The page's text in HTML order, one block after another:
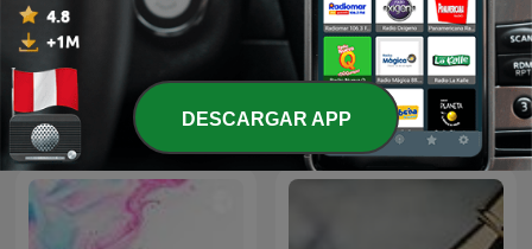
HISTORIAS DE LA
HISTORIA
La Venganza Será Terrible
(oficial)
DESCARGAR APP